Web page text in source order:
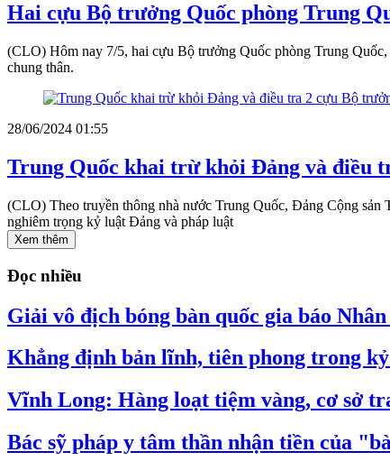
Hai cựu Bộ trưởng Quốc phòng Trung
(CLO) Hôm nay 7/5, hai cựu Bộ trưởng Quốc phòng Trung
chung thân.
28/06/2024 01:55
Trung Quốc khai trừ khỏi Đảng và điều
(CLO) Theo truyền thông nhà nước Trung Quốc, Đảng Cộng
nghiêm trọng kỷ luật Đảng và pháp luật
Xem thêm
Đọc nhiều
Giải vô địch bóng bàn quốc gia báo
Khẳng định bản lĩnh, tiên phong trong
Vĩnh Long: Hàng loạt tiệm vàng, cơ sở
Bác sỹ pháp y tâm thần nhận tiền của